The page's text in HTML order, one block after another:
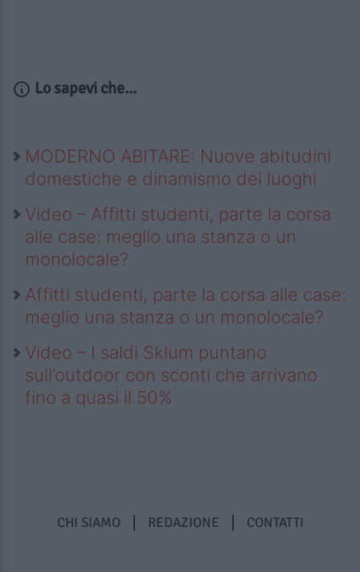
Lo sapevi che...
MODERNO ABITARE: Nuove abitudini
domestiche e dinamismo dei luoghi
Video – Affitti studenti, parte la corsa
alle case: meglio una stanza o un
monolocale?
Affitti studenti, parte la corsa alle case:
meglio una stanza o un monolocale?
Video – I saldi Sklum puntano
sull’outdoor con sconti che arrivano
fino a quasi il 50%
CHI SIAMO REDAZIONE CONTATTI